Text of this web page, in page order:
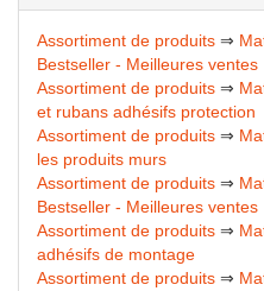
Assortiment de produits ⇒
Bestseller - Meilleures ventes
Assortiment de produits ⇒
et rubans adhésifs protection
Assortiment de produits ⇒
les produits murs
Assortiment de produits ⇒
Bestseller - Meilleures ventes
Assortiment de produits ⇒
adhésifs de montage
Assortiment de produits ⇒